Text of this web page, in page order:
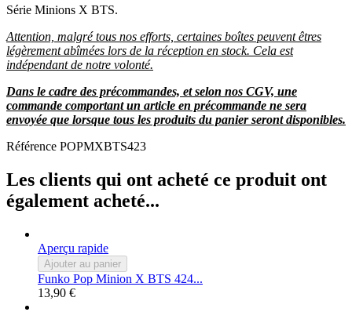
Série Minions X BTS.
Attention, malgré tous nos efforts, certaines boîtes peuvent êtres
légèrement abîmées lors de la réception en stock. Cela est
indépendant de notre volonté.
Dans le cadre des précommandes, et selon nos CGV, une
commande comportant un article en précommande ne sera
envoyée que lorsque tous les produits du panier seront disponibles.
Référence POPMXBTS423
Les clients qui ont acheté ce produit ont
également acheté...
Aperçu rapide
Ajouter au panier
Funko Pop Minion X BTS 424...
13,90 €